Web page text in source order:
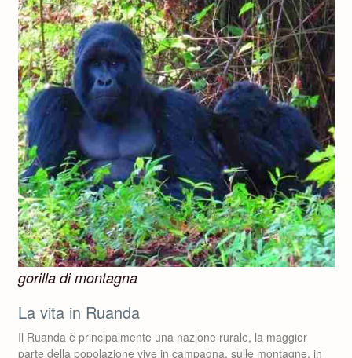
gorilla di montagna
La vita in Ruanda
Il Ruanda è principalmente una nazione rurale, la maggior
parte della popolazione vive in campagna, sulle montagne, in